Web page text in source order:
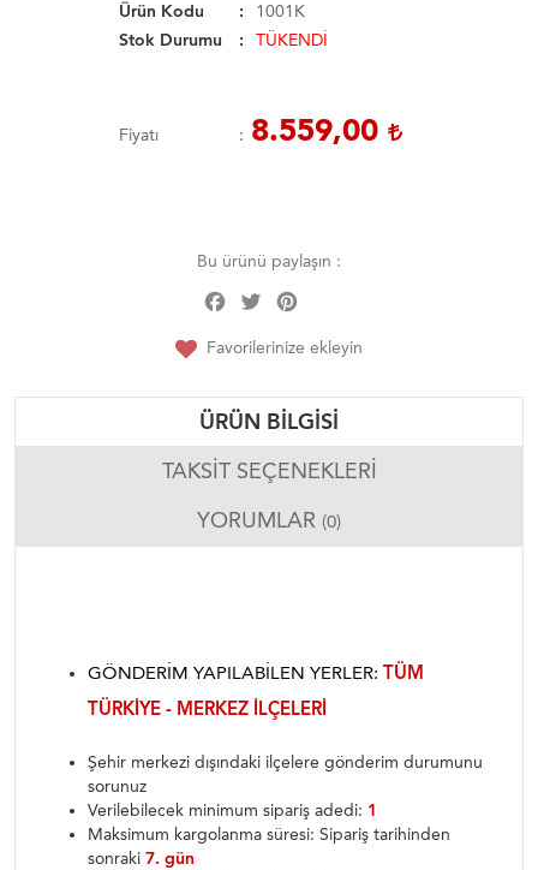
Ürün Kodu
1001K
Stok Durumu
TÜKENDİ
Fiyatı 8.559,00
Bu ürünü paylaşın :
Facebook
Twitter
Favorilerinize ekleyin
ÜRÜN BILGISI
TAKSIT SEÇENEKLERI
YORUMLAR (0)
GÖNDERIM YAPILABILEN YERLER: TÜM
TÜRKIYE - MERKEZ ILÇELERI
Şehir merkezi dışındaki ilçelere gönderim durumunu
sorunuz
Verilebilecek minimum sipariş adedi: 1
Maksimum kargolanma süresi: Sipariş tarihinden
sonraki 7. gün